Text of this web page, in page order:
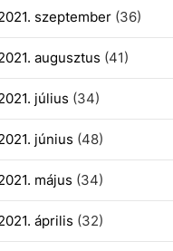
szeptember(36)
augusztus (41)
július (34)
június (48)
május (34)
április (32)